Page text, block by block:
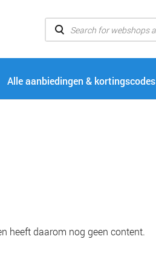
Alle aanbiedingen & kortingscodes
heeft daarom nog geen content.